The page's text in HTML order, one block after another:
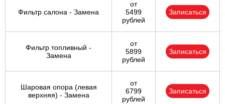
Фильтр салона - Замена
от
5499
рублей
Записаться
Фильтр топливный -
Замена
от
5899
рублей
Записаться
Шаровая опора (левая
верхняя) - Замена
от
6799
рублей
Записаться